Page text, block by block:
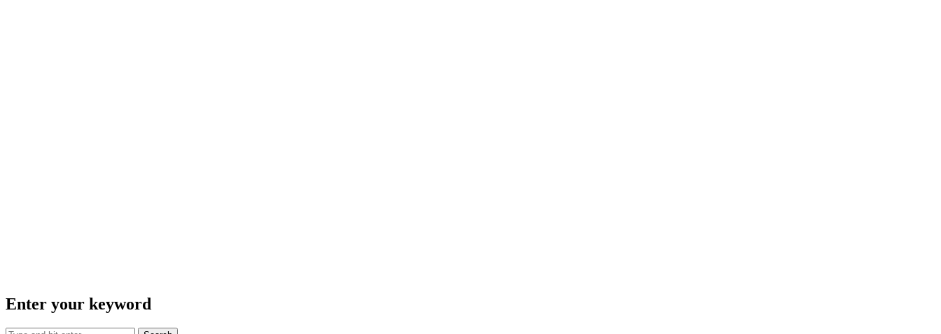
Enter your keyword